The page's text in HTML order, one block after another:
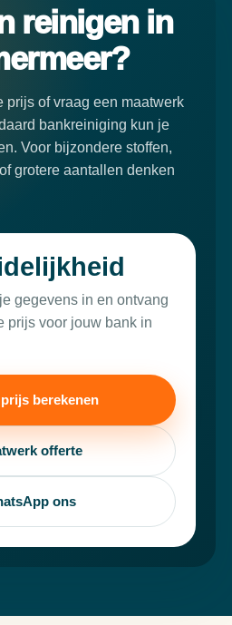
reinigen in
prijs of vraag een maatwerk
bankreiniging kun je
Voor bijzondere stoffen,
grotere aantallen denken
gegevens in en ontvang
prijs voor jouw bank in
berekenen
offerte
ons